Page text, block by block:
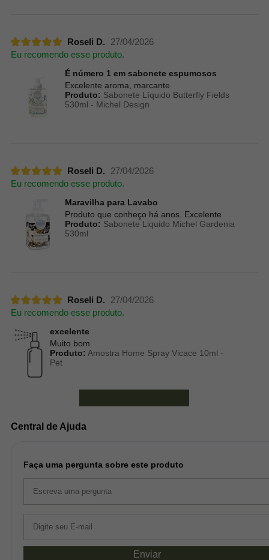
Roseli D.
27/04/2026
Eu recomendo esse produto.
É número 1 em sabonete espumosos
Excelente aroma, marcante
Produto: Sabonete Líquido Butterfly Fields
530ml - Michel Design
Roseli D.
27/04/2026
Eu recomendo esse produto.
Maravilha para Lavabo
Produto que conheço há anos. Excelente
Produto: Sabonete Liquido Michel Gardenia
530ml
Roseli D.
27/04/2026
Eu recomendo esse produto.
excelente
Muito bom.
Produto: Amostra Home Spray Vicace 10ml -
Pet
Central de Ajuda
Faça uma pergunta sobre este produto
Enviar